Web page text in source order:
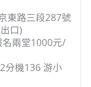
東路三段287號
口)
兩堂1000元/
分機136 游小